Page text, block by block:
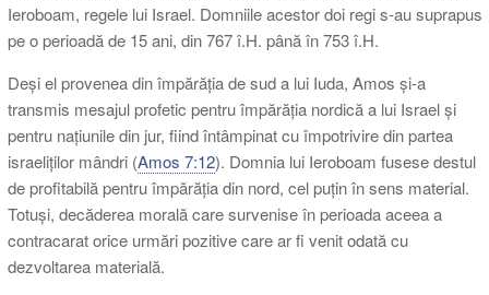
Ieroboam, regele lui Israel. Domniile acestor doi regi s-au suprapus
pe o perioadă de 15 ani, din 767 î.H. până în 753 î.H.
Deși el provenea din împărăția de sud a lui Iuda, Amos și-a
transmis mesajul profetic pentru împărăția nordică a lui Israel și
pentru națiunile din jur, fiind întâmpinat cu împotrivire din partea
israeliților mândri (Amos 7:12). Domnia lui Ieroboam fusese destul
de profitabilă pentru împărăția din nord, cel puțin în sens material.
Totuși, decăderea morală care survenise în perioada aceea a
contracarat orice urmări pozitive care ar fi venit odată cu
dezvoltarea materială.